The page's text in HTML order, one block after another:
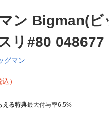
ン Bigman(ビ
リ#80 048677
グマン
込）
える特典最大付与率6.5%